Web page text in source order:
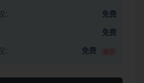
： 免费
免费
： 免费 推荐